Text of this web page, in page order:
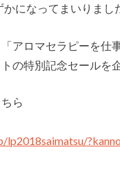
になってまいりまし
アロマセラピーを仕
の特別記念セールを
ら
?kanno